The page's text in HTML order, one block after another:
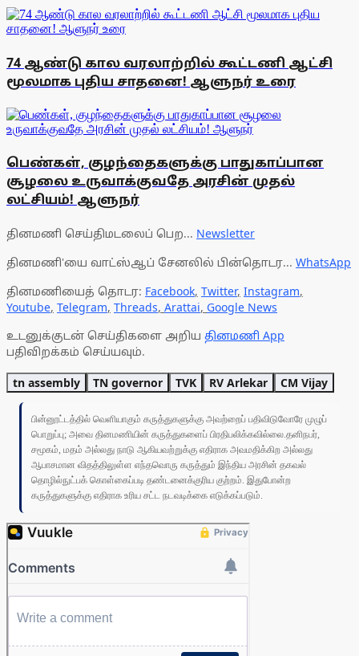
74 ஆண்டு கால வரலாற்றில் கூட்டணி ஆட்சி
மூலமாக புதிய சாதனை! ஆளுநர் உரை
பெண்கள், குழந்தைகளுக்கு பாதுகாப்பான
சூழலை உருவாக்குவதே அரசின் முதல்
லட்சியம்! ஆளுநர்
தினமணி செய்திமடலைப் பெற... Newsletter
தினமணி'யை வாட்ஸ்ஆப் சேனலில் பின்தொடர... WhatsApp
தினமணியைத் தொடர: Facebook, Twitter, Instagram,
Youtube, Telegram, Threads, Arattai, Google News
உடனுக்குடன் செய்திகளை அறிய தினமணி App
பதிவிறக்கம் செய்யவும்.
tn assembly TN governor TVK RV Arlekar CM Vijay
பின்னூட்டத்தில் வெளியாகும் கருத்துகளுக்கு அவற்றைப் பதிவிடுவோரே முழுப்
பொறுப்பு; அவை தினமணியின் கருத்துகளைப் பிரதிபலிக்கவில்லை.தனிநபர்,
சமூகம், மதம் அல்லது நாடு ஆகியவற்றுக்கு எதிராக அவமதிக்கிற அல்லது
ஆபாசமான விதத்திலுள்ள எந்தவொரு கருத்தும் இந்திய அரசின் தகவல்
தொழில்நுட்பக் கொள்கைப்படி தண்டனைக்குரிய குற்றம். இதுபோன்ற
கருத்துகளுக்கு எதிராக உரிய சட்ட நடவடிக்கை எடுக்கப்படும்.